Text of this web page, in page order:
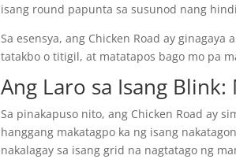
isang round papunta sa susunod nang
Sa esensya, ang Chicken Road ay
tatakbo o titigil, at matatapos bago mo pa
Ang Laro sa Isang
Sa pinakapuso nito, ang Chicken Road ay
hanggang makatagpo ka ng isang
nakalagay sa isang grid na nagtatago ng